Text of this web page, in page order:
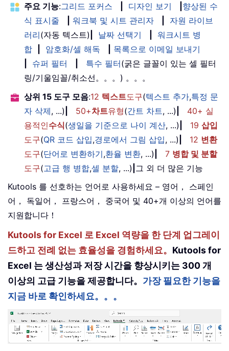
주요 기능:그리드 포커스 디자인 보기
향상된 수
식 표시줄
워크북 및 시트 관리자
자원 라이브
러리(자동 텍스트) 날짜 선택기
워크시트 병
합
암호화/셀 해독
목록으로 이메일 보내기
슈퍼 필터 특수 필터(굵은 글꼴이 있는 셀 필터
링/기울임꼴/취소선。。。) 。。。
상위 15 도구 모음:12 텍스트도구(텍스트 추가,특정 문
자 삭제, ...) 50+차트유형(간트 차트, ...)
40+ 실
용적인수식(생일을 기준으로 나이 계산, ...) 19 삽입
도구(QR 코드 삽입,경로에서 그림 삽입, ...) 12 변환
도구(단어로 변환하기,환율 변환, ...) 7 병합 및 분할
도구(고급 행 병합,셀 분할, ...) 그 외 더 많은 기능
Kutools 를 선호하는 언어로 사용하세요 – 영어， 스페인
어， 독일어， 프랑스어， 중국어 및 40+개 이상의 언어를
지원합니다！
Kutools for Excel 로 Excel 역량을 한 단계 업그레이
드하고 전례 없는 효율성을 경험하세요。 Kutools for
Excel 는 생산성과 저장 시간을 향상시키는 300 개
이상의 고급 기능을 제공합니다。 가장 필요한 기능을
지금 바로 확인하세요。。。